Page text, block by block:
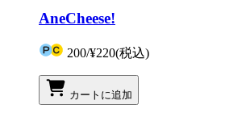
AneCheese!
200/¥220(税込)
カートに追加